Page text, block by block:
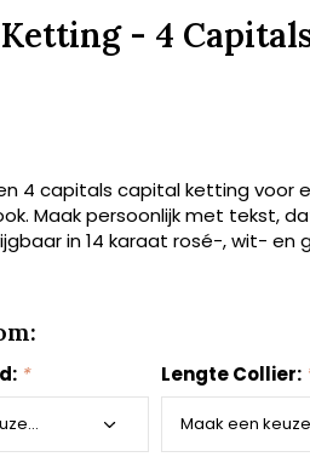
- 4
4 capitals capital ketting voor
Maak persoonlijk met tekst,
in 14 karaat rosé-, wit- en
* Lengte Collier: